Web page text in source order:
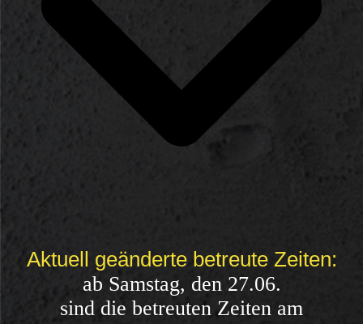
Aktuell geänderte betreute Zeiten:
ab Samstag, den 27.06.
sind die betreuten Zeiten am